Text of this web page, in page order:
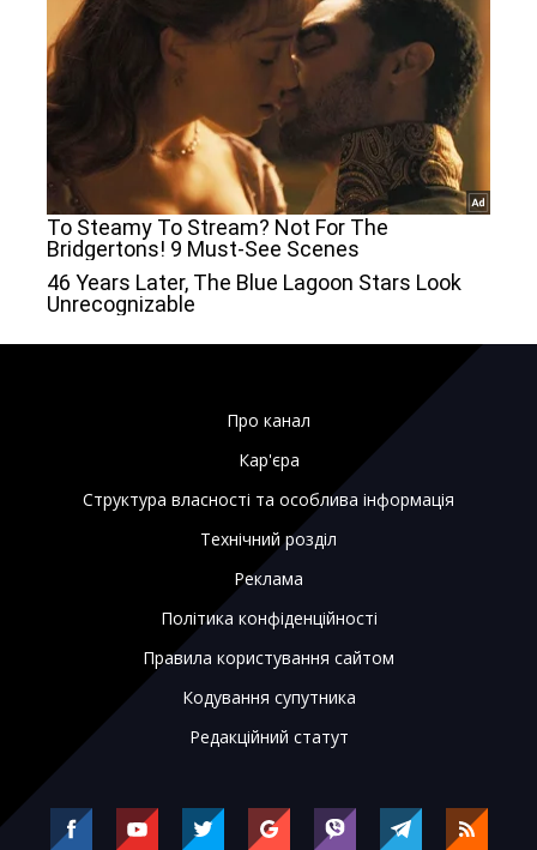
Про канал
Кар'єра
Структура власності та особлива інформація
Технічний розділ
Реклама
Політика конфіденційності
Правила користування сайтом
Кодування супутника
Редакційний статут